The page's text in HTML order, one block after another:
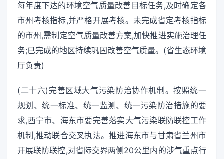
每年度下达的环境空气质量改善目标任务,及时确定各
市州考核指标,并严格开展考核。未完成省定考核指标
的市州,需制定空气质量改善方案,加快推进实施治理任
务;已完成的地区持续巩固改善空气质量。(省生态环境
厅负责)
(二十六)完善区域大气污染防治协作机制。按照统一
规划、统一标准、统一监测、统一污染防治措施的要
求,西宁市、海东市要完善落实大气污染联防联控工作
机制,推动联合交叉执法。推进海东市与甘肃省兰州市
开展联防联控,对省际交界两侧20公里内的涉气重点行